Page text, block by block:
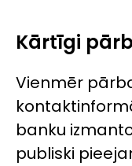
Kārtīgi
Vienmēr
banku
publiski